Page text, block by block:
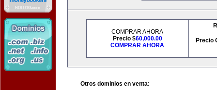
COMPRAR AHORA
Precio $60,000.00
COMPRAR AHORA
Precio
Otros dominios en venta: